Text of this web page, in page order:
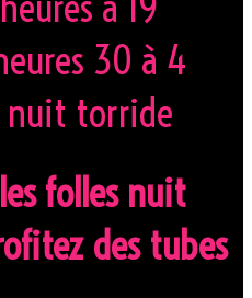
30 à 4
nuit torride
folles nuit
des tubes